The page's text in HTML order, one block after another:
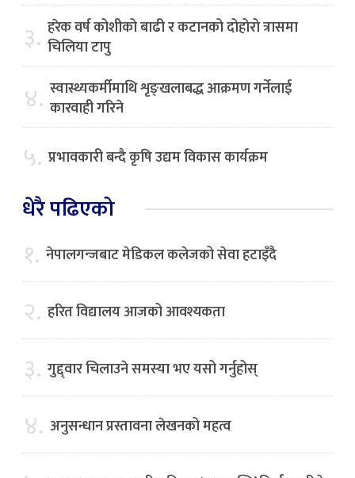
३. हरेक वर्ष कोशीको बाढी र कटानको दोहोरो त्रासमा
चिलिया टापु
४. स्वास्थ्यकर्मीमाथि शृङ्खलाबद्ध आक्रमण गर्नेलाई
कारवाही गरिने
५. प्रभावकारी बन्दै कृषि उद्यम विकास कार्यक्रम
धेरै पढिएको
१. नेपालगन्जबाट मेडिकल कलेजको सेवा हटाइँदै
२. हरित विद्यालय आजको आवश्यकता
३. गुद्द्वार चिलाउने समस्या भए यसो गर्नुहोस्
४. अनुसन्धान प्रस्तावना लेखनको महत्व